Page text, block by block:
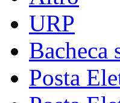
URP
Bacheca
Posta